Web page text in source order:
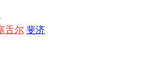
舌尔 斐济